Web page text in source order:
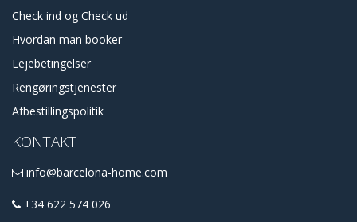
Check ind og Check ud
Hvordan man booker
Lejebetingelser
Rengøringstjenester
Afbestillingspolitik
KONTAKT
info@barcelona-home.com
+34 622 574 026